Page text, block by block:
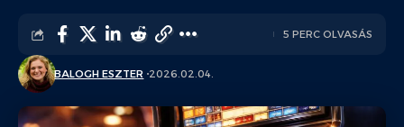
BALOGH ESZTER 2026.02.04.
5 PERC OLVASÁS